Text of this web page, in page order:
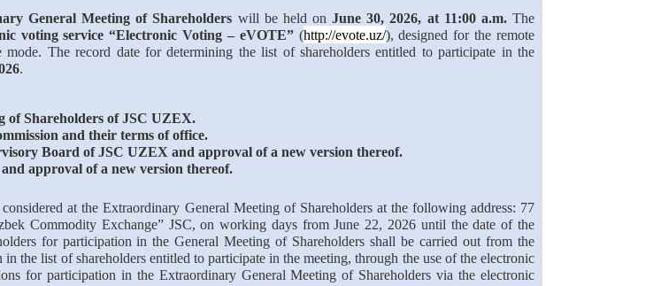
General Meeting of Shareholders will be held onJune 30, 2026, at 11:00 a.m.The
voting service “Electronic Voting – eVOTE”(http://evote.uz/), designed for the remote
mode. The record date for determining the list of shareholders entitled to participate in the
.
of Shareholders of JSC UZEX.
and their terms of office.
Board of JSC UZEX and approval of a new version thereof.
approval of a new version thereof.
at the Extraordinary General Meeting of Shareholders at the following address: 77
Commodity Exchange” JSC, on working days from June 22, 2026 until the date of the
for participation in the General Meeting of Shareholders shall be carried out from the
the list of shareholders entitled to participate in the meeting, through the use of the electronic
for participation in the Extraordinary General Meeting of Shareholders via the electronic